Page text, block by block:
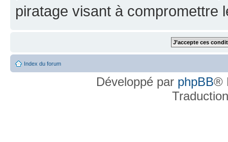
piratage visant à compromettre
Index du forum
Développé par phpBB®